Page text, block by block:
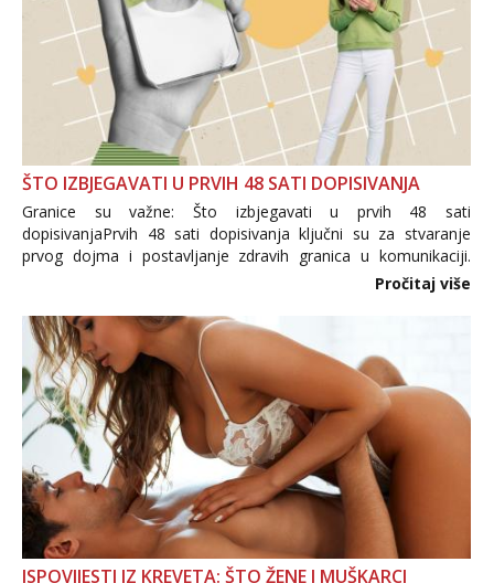
ŠTO IZBJEGAVATI U PRVIH 48 SATI DOPISIVANJA
Granice su važne: Što izbjegavati u prvih 48 sati
dopisivanjaPrvih 48 sati dopisivanja ključni su za stvaranje
prvog dojma i postavljanje zdravih granica u komunikaciji.
Važno je izbjeći prebrzo otkrivanje osobnih ili intimnih
informacija, jer nepoznata osoba još nije zaslužila to
povjerenje. Takođe...
Pročitaj više
ISPOVIJESTI IZ KREVETA: ŠTO ŽENE I MUŠKARCI